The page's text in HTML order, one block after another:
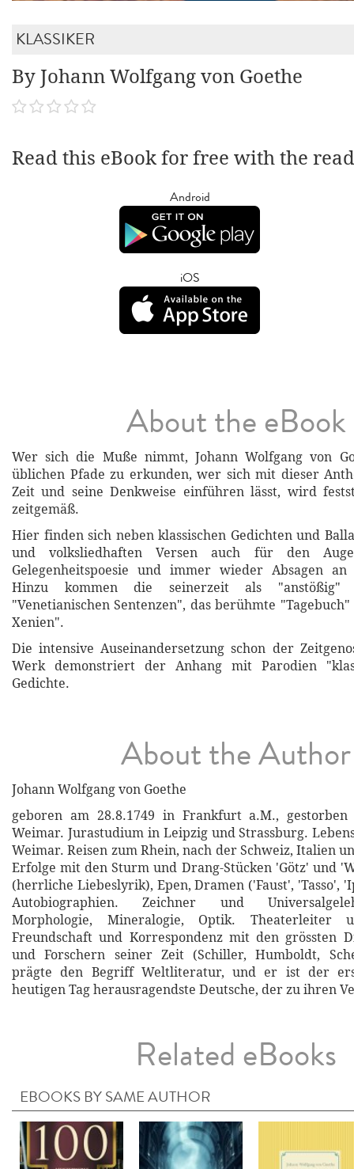
KLASSIKER
By Johann Wolfgang von Goethe
Read this eBook for free with the
Android
iOS
About the eBook
Wer sich die Muße nimmt, Johann Wolfgang von
üblichen Pfade zu erkunden, wer sich mit dieser
Zeit und seine Denkweise einführen lässt, wird
zeitgemäß.
Hier finden sich neben klassischen Gedichten und
und volksliedhaften Versen auch für den
Gelegenheitspoesie und immer wieder Absagen
Hinzu kommen die seinerzeit als "anstößig"
"Venetianischen Sentenzen", das berühmte
Xenien".
Die intensive Auseinandersetzung schon der
Werk demonstriert der Anhang mit Parodien
Gedichte.
About the Author
Johann Wolfgang von Goethe
geboren am 28.8.1749 in Frankfurt a.M.,
Weimar. Jurastudium in Leipzig und Strassburg.
Weimar. Reisen zum Rhein, nach der Schweiz, Italien
Erfolge mit den Sturm und Drang-Stücken 'Götz' und
(herrliche Liebeslyrik), Epen, Dramen ('Faust', 'Tasso',
Autobiographien. Zeichner und
Morphologie, Mineralogie, Optik. Theaterleiter
Freundschaft und Korrespondenz mit den grössten
und Forschern seiner Zeit (Schiller, Humboldt,
prägte den Begriff Weltliteratur, und er ist der
heutigen Tag herausragendste Deutsche, der zu ihren
Related eBooks
EBOOKS BY SAME AUTHOR